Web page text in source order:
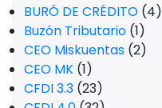
BURÓ DE CRÉDITO (4)
Buzón Tributario (1)
CEO Miskuentas (2)
CEO MK (1)
CFDI 3.3 (23)